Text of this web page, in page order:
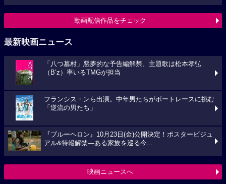
動画配信作品をチェック
最新映画ニュース
「八つ墓村」悪夢的な予告編解禁、主題歌は松本孝弘
（B’z）率いるTMGが担当
フランシス・ンら出演。中年男たちがボートレースに挑む
「逆流の男たち」
『ブルーヘロン』10月23日(金)公開決定！ポスタービジュ
アル&特報解禁―ある家族を巡る今...
映画ニュースへ